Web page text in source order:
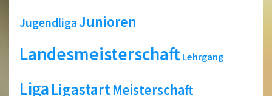
JugendligaJunioren
Landesmeisterschaft Lehrgang
LigaLigastartMeisterschaft